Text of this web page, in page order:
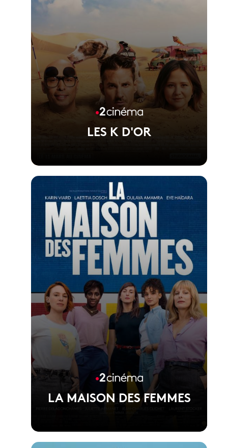
LES K D'OR
1er film de Jérémy Ferrari
Voir la fiche du film
LA MAISON DES FEMMES